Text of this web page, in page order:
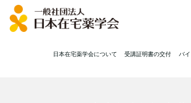
日本在宅薬学会について 受講証明書の交付 バ